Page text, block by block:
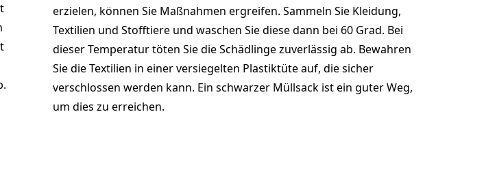
erzielen, können Sie Maßnahmen ergreifen. Sammeln Sie Kleidung,
Textilien und Stofftiere und waschen Sie diese dann bei 60 Grad. Bei
dieser Temperatur töten Sie die Schädlinge zuverlässig ab. Bewahren
Sie die Textilien in einer versiegelten Plastiktüte auf, die sicher
verschlossen werden kann. Ein schwarzer Müllsack ist ein guter Weg,
um dies zu erreichen.